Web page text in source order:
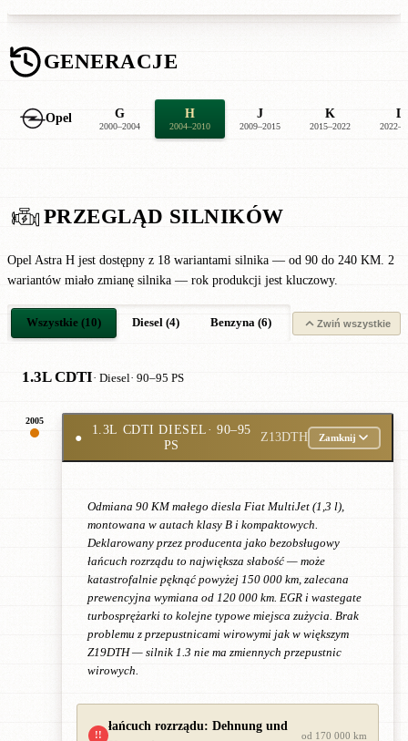
GENERACJE
Opel G
2000–2004
H
2004–2010
J
2009–2015
K
2015–2022
L
PRZEGLĄD SILNIKÓW
Opel Astra H jest dostępny z 18 wariantami silnika — od 90 do 240 KM. 2
wariantów miało zmianę silnika — rok produkcji jest kluczowy.
Wszystkie (10) Diesel (4) Benzyna (6) Zwiń wszystkie
1.3L CDTI· Diesel· 90–95 PS
2005
●
1.3L CDTI DIESEL· 90–95
PS
Z13DTH Zamknij
Odmiana 90 KM małego diesla Fiat MultiJet (1,3 l),
montowana w autach klasy B i kompaktowych.
Deklarowany przez producenta jako bezobsługowy
łańcuch rozrządu to największa słabość — może
katastrofalnie pęknąć powyżej 150 000 km, zalecana
prewencyjna wymiana od 120 000 km. EGR i wastegate
turbosprężarki to kolejne typowe miejsca zużycia. Brak
problemu z przepustnicami wirowymi jak w większym
Z19DTH — silnik 1.3 nie ma zmiennych przepustnic
wirowych.
!!
łańcuch rozrządu: Dehnung und
od 170 000 km